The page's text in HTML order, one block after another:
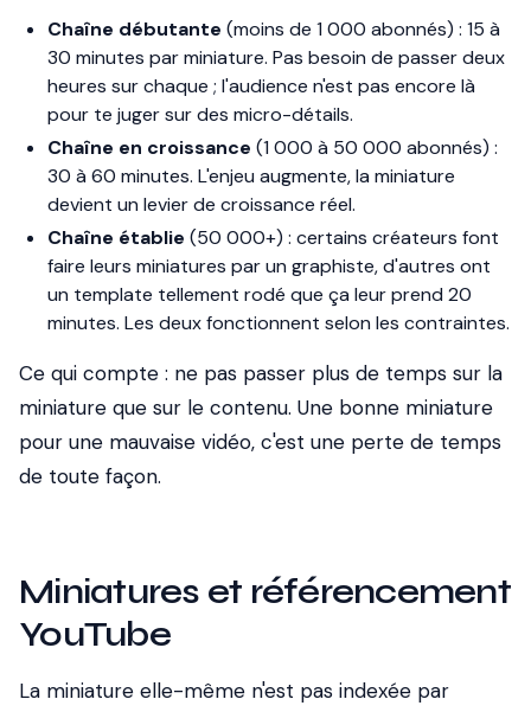
Chaîne débutante (moins de 1 000 abonnés) : 15 à
30 minutes par miniature. Pas besoin de passer deux
heures sur chaque ; l'audience n'est pas encore là
pour te juger sur des micro-détails.
Chaîne en croissance (1 000 à 50 000 abonnés) :
30 à 60 minutes. L'enjeu augmente, la miniature
devient un levier de croissance réel.
Chaîne établie (50 000+) : certains créateurs font
faire leurs miniatures par un graphiste, d'autres ont
un template tellement rodé que ça leur prend 20
minutes. Les deux fonctionnent selon les contraintes.
Ce qui compte : ne pas passer plus de temps sur la
miniature que sur le contenu. Une bonne miniature
pour une mauvaise vidéo, c'est une perte de temps
de toute façon.
Miniatures et référencement
YouTube
La miniature elle-même n'est pas indexée par